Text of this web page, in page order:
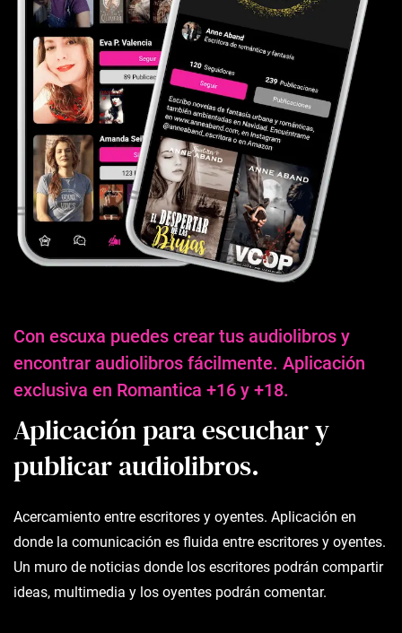
Con escuxa puedes crear tus audiolibros y
encontrar audiolibros fácilmente. Aplicación
exclusiva en Romantica +16 y +18.
Aplicación para escuchar y
publicar audiolibros.
Acercamiento entre escritores y oyentes. Aplicación en
donde la comunicación es fluida entre escritores y oyentes.
Un muro de noticias donde los escritores podrán compartir
ideas, multimedia y los oyentes podrán comentar.